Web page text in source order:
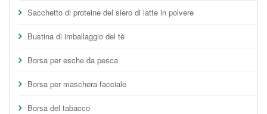
Sacchetto di proteine del siero di latte in polvere
Bustina di imballaggio del tè
Borsa per esche da pesca
Borsa per maschera facciale
Borsa del tabacco